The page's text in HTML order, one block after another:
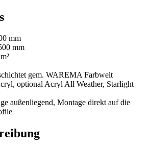
mm
mm
gem. WAREMA Farbwelt
optional Acryl All Weather, Starlight
außenliegend, Montage direkt auf die